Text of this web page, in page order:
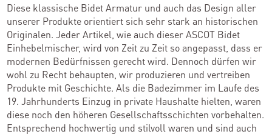
Diese klassische Bidet Armatur und auch das Design aller
unserer Produkte orientiert sich sehr stark an historischen
Originalen. Jeder Artikel, wie auch dieser ASCOT Bidet
Einhebelmischer, wird von Zeit zu Zeit so angepasst, dass er
modernen Bedürfnissen gerecht wird. Dennoch dürfen wir
wohl zu Recht behaupten, wir produzieren und vertreiben
Produkte mit Geschichte. Als die Badezimmer im Laufe des
19. Jahrhunderts Einzug in private Haushalte hielten, waren
diese noch den höheren Gesellschaftsschichten vorbehalten.
Entsprechend hochwertig und stilvoll waren und sind auch